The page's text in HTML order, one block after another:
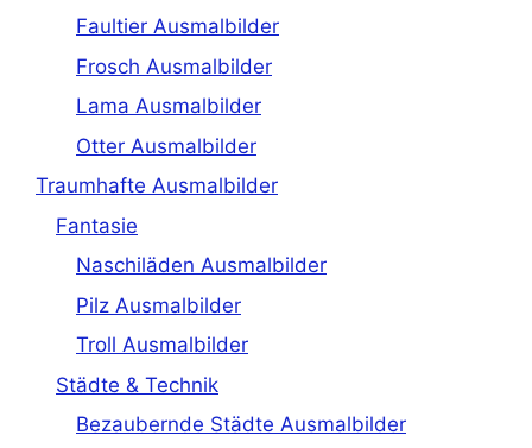
Faultier Ausmalbilder
Frosch Ausmalbilder
Lama Ausmalbilder
Otter Ausmalbilder
Traumhafte Ausmalbilder
Fantasie
Naschiläden Ausmalbilder
Pilz Ausmalbilder
Troll Ausmalbilder
Städte & Technik
Bezaubernde Städte Ausmalbilder